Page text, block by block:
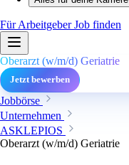
Für ArbeitgeberJob finden
Oberarzt (w/m/d) Geriatrie
Jetzt bewerben
Jobbörse
Unternehmen
ASKLEPIOS
Oberarzt (w/m/d) Geriatrie